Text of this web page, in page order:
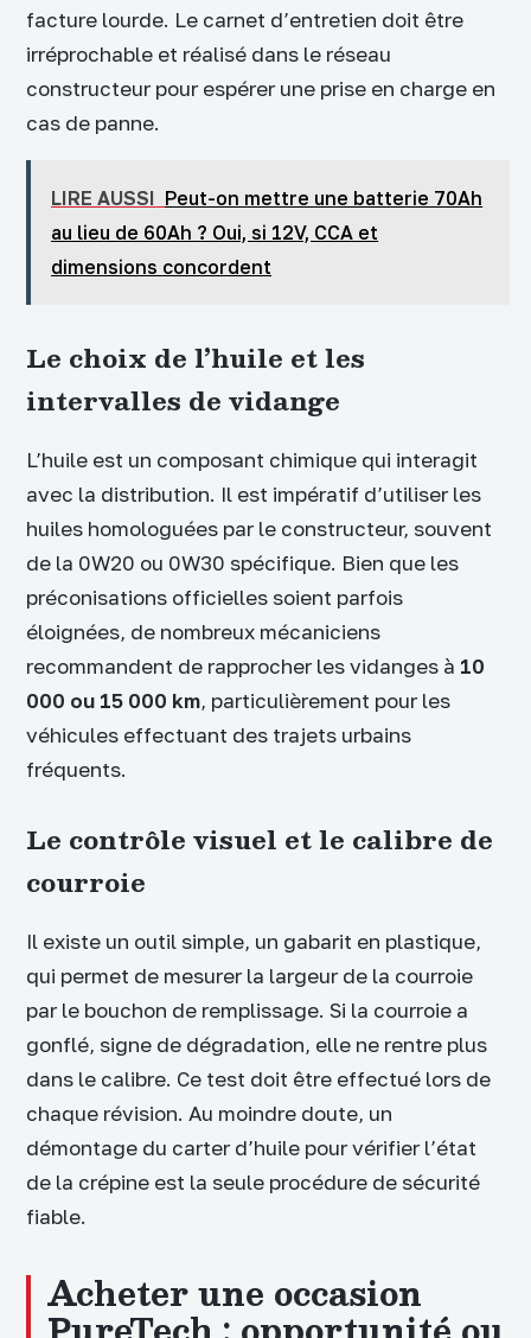
facture lourde. Le carnet d’entretien doit être
irréprochable et réalisé dans le réseau
constructeur pour espérer une prise en charge en
cas de panne.
LIRE AUSSI Peut-on mettre une batterie 70Ah
au lieu de 60Ah ? Oui, si 12V, CCA et
dimensions concordent
Le choix de l’huile et les
intervalles de vidange
L’huile est un composant chimique qui interagit
avec la distribution. Il est impératif d’utiliser les
huiles homologuées par le constructeur, souvent
de la 0W20 ou 0W30 spécifique. Bien que les
préconisations officielles soient parfois
éloignées, de nombreux mécaniciens
recommandent de rapprocher les vidanges à 10
000 ou 15 000 km, particulièrement pour les
véhicules effectuant des trajets urbains
fréquents.
Le contrôle visuel et le calibre de
courroie
Il existe un outil simple, un gabarit en plastique,
qui permet de mesurer la largeur de la courroie
par le bouchon de remplissage. Si la courroie a
gonflé, signe de dégradation, elle ne rentre plus
dans le calibre. Ce test doit être effectué lors de
chaque révision. Au moindre doute, un
démontage du carter d’huile pour vérifier l’état
de la crépine est la seule procédure de sécurité
fiable.
Acheter une occasion